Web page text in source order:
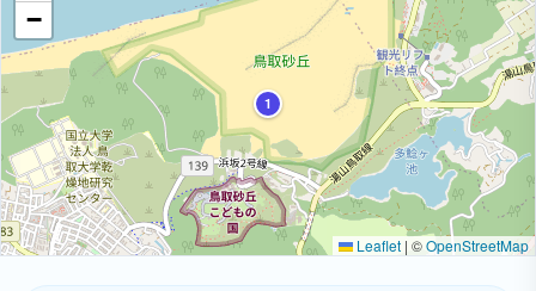
1
−
Leaflet | ©OpenStreetMap